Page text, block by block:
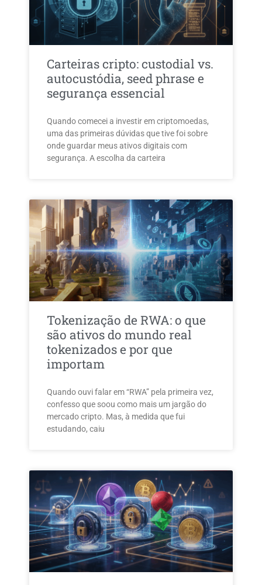
Carteiras cripto: custodial vs.
autocustódia, seed phrase e
segurança essencial
Quando comecei a investir em criptomoedas,
uma das primeiras dúvidas que tive foi sobre
onde guardar meus ativos digitais com
segurança. A escolha da carteira
Tokenização de RWA: o que
são ativos do mundo real
tokenizados e por que
importam
Quando ouvi falar em “RWA” pela primeira vez,
confesso que soou como mais um jargão do
mercado cripto. Mas, à medida que fui
estudando, caiu